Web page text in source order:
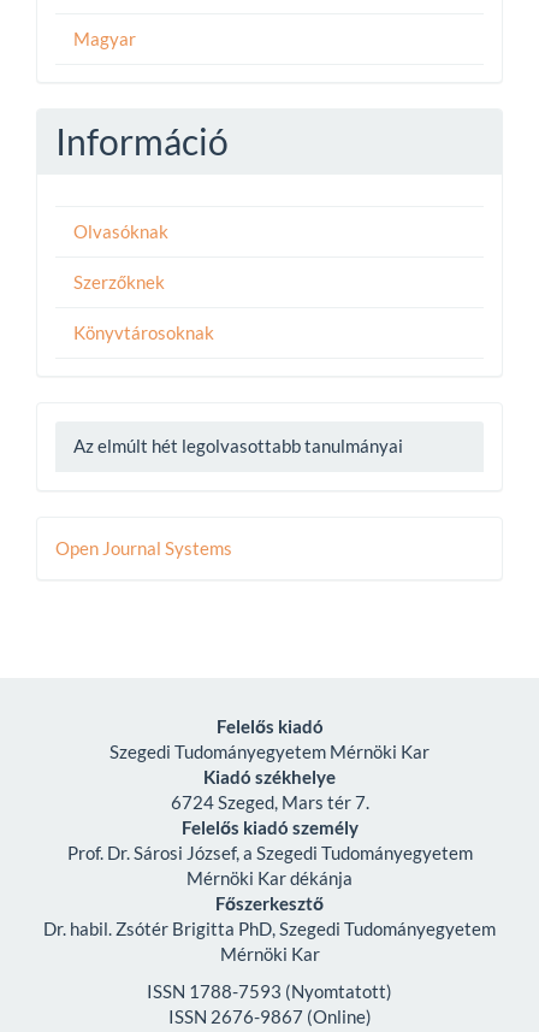
Magyar
Információ
Olvasóknak
Szerzőknek
Könyvtárosoknak
Az elmúlt hét legolvasottabb tanulmányai
Developed
Open Journal Systems
Felelős kiadó
Szegedi Tudományegyetem Mérnöki Kar
Kiadó székhelye
6724 Szeged, Mars tér 7.
Felelős kiadó személy
Prof. Dr. Sárosi József, a Szegedi Tudományegyetem
Mérnöki Kar dékánja
Főszerkesztő
Dr. habil. Zsótér Brigitta PhD, Szegedi Tudományegyetem
Mérnöki Kar
ISSN 1788-7593 (Nyomtatott)
ISSN 2676-9867 (Online)